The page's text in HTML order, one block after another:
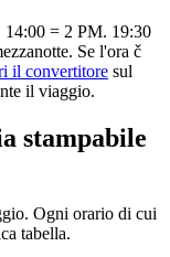
14:00 = 2 PM. 19:30
Se l'ora č
il convertitore sul
il viaggio.
stampabile
Ogni orario di cui
tabella.